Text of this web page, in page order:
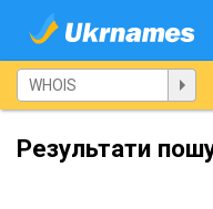
Результати